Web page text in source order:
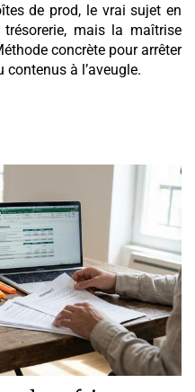
de prod, le vrai sujet en
mais la maîtrise
concrète pour arrêter
à l’aveugle.